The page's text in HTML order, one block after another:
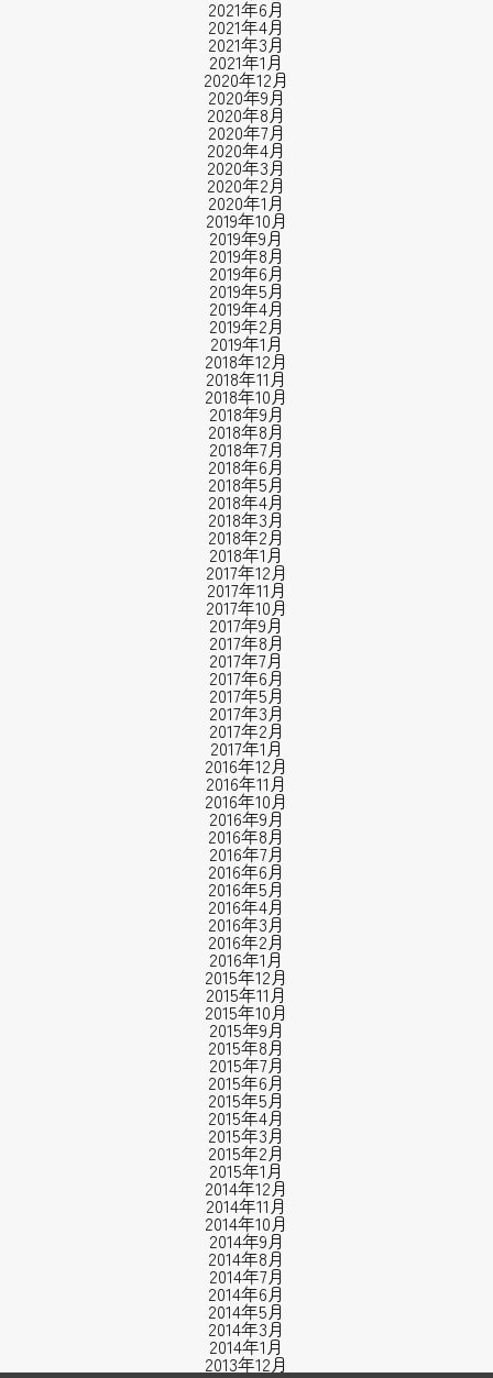
2021年6月
2021年4月
2021年3月
2021年1月
2020年12月
2020年9月
2020年8月
2020年7月
2020年4月
2020年3月
2020年2月
2020年1月
2019年10月
2019年9月
2019年8月
2019年6月
2019年5月
2019年4月
2019年2月
2019年1月
2018年12月
2018年11月
2018年10月
2018年9月
2018年8月
2018年7月
2018年6月
2018年5月
2018年4月
2018年3月
2018年2月
2018年1月
2017年12月
2017年11月
2017年10月
2017年9月
2017年8月
2017年7月
2017年6月
2017年5月
2017年3月
2017年2月
2017年1月
2016年12月
2016年11月
2016年10月
2016年9月
2016年8月
2016年7月
2016年6月
2016年5月
2016年4月
2016年3月
2016年2月
2016年1月
2015年12月
2015年11月
2015年10月
2015年9月
2015年8月
2015年7月
2015年6月
2015年5月
2015年4月
2015年3月
2015年2月
2015年1月
2014年12月
2014年11月
2014年10月
2014年9月
2014年8月
2014年7月
2014年6月
2014年5月
2014年3月
2014年1月
2013年12月